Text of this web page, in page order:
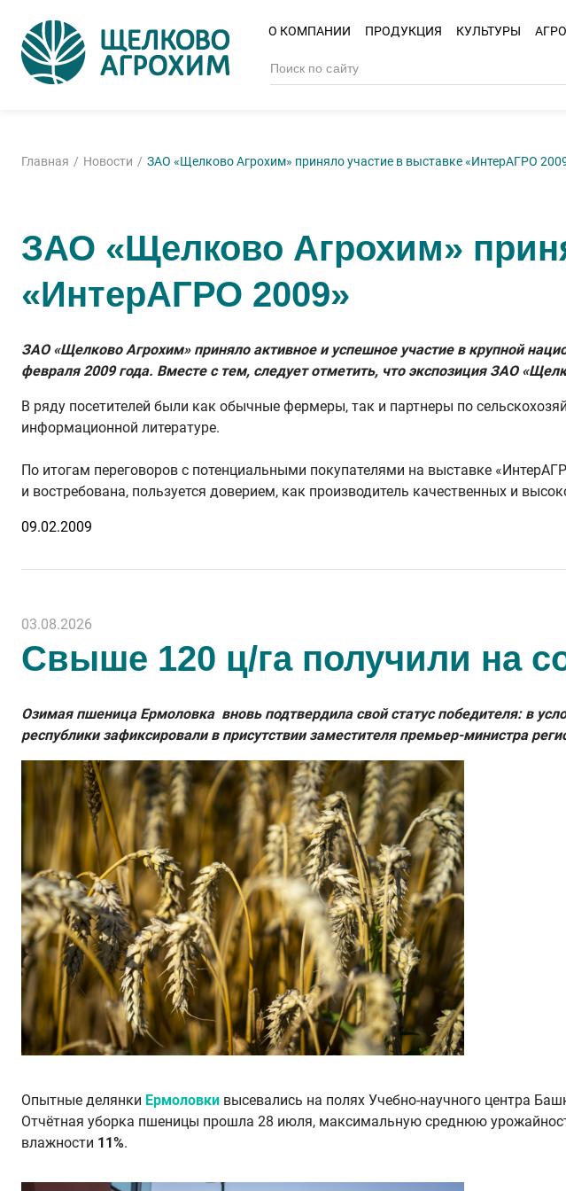
О КОМПАНИИ ПРОДУКЦИЯ КУЛЬТУРЫ
Главная Новости ЗАО «Щелково Агрохим» приняло участие в выставке «ИнтерАГРО
ЗАО «Щелково Агрохим»
«ИнтерАГРО 2009»
ЗАО «Щелково Агрохим» приняло активное и успешное участие в крупной
февраля 2009 года. Вместе с тем, следует отметить, что экспозиция ЗАО
В ряду посетителей были как обычные фермеры, так и партнеры по
информационной литературе.
По итогам переговоров с потенциальными покупателями на выставке
и востребована, пользуется доверием, как производитель качественных и
09.02.2009
03.08.2026
Свыше 120 ц/га получили на
Озимая пшеница Ермоловка вновь подтвердила свой статус победителя: в
республики зафиксировали в присутствии заместителя премьер-министра
Опытные делянки Ермоловки высевались на полях Учебно-научного центра
Отчётная уборка пшеницы прошла 28 июля, максимальную среднюю
влажности 11%.